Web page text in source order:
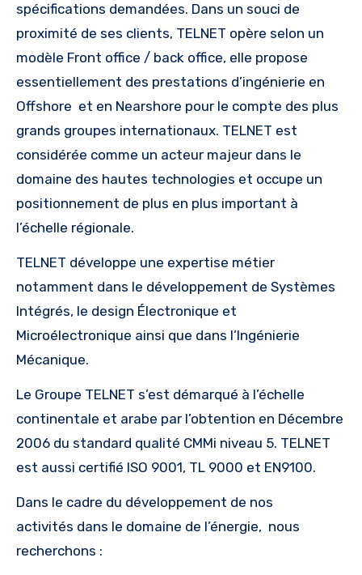
spécifications demandées. Dans un souci de
proximité de ses clients, TELNET opère selon un
modèle Front office / back office, elle propose
essentiellement des prestations d’ingénierie en
Offshore et en Nearshore pour le compte des plus
grands groupes internationaux. TELNET est
considérée comme un acteur majeur dans le
domaine des hautes technologies et occupe un
positionnement de plus en plus important à
l’échelle régionale.
TELNET développe une expertise métier
notamment dans le développement de Systèmes
Intégrés, le design Électronique et
Microélectronique ainsi que dans l’Ingénierie
Mécanique.
Le Groupe TELNET s’est démarqué à l’échelle
continentale et arabe par l’obtention en Décembre
2006 du standard qualité CMMi niveau 5. TELNET
est aussi certifié ISO 9001, TL 9000 et EN9100.
Dans le cadre du développement de nos
activités dans le domaine de l’énergie, nous
recherchons :